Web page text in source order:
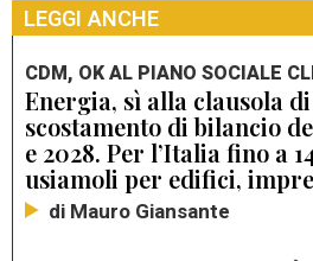
LEGGI ANCHE
CDM, OK AL PIANO SOCIALE
Energia, sì alla clausola
scostamento di bilancio
e 2028. Per l’Italia fino a
usiamoli per edifici,
di Mauro Giansante